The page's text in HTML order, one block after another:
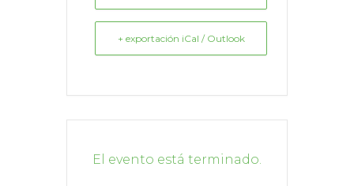
+ exportación iCal / Outlook
El evento está terminado.